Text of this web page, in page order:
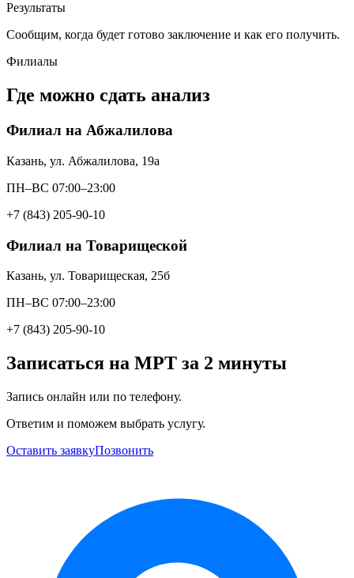
Результаты
Сообщим, когда будет готово заключение и как его получить.
Филиалы
Где можно сдать анализ
Филиал на Абжалилова
Казань, ул. Абжалилова, 19а
ПН–ВС 07:00–23:00
+7 (843) 205-90-10
Филиал на Товарищеской
Казань, ул. Товарищеская, 25б
ПН–ВС 07:00–23:00
+7 (843) 205-90-10
Записаться на МРТ за 2 минуты
Запись онлайн или по телефону.
Ответим и поможем выбрать услугу.
Оставить заявкуПозвонить